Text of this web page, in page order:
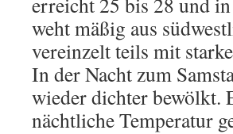
weht mäßig aus
vereinzelt teils mit
In der Nacht zum
wieder dichter bewölkt.
nächtliche Temperatur